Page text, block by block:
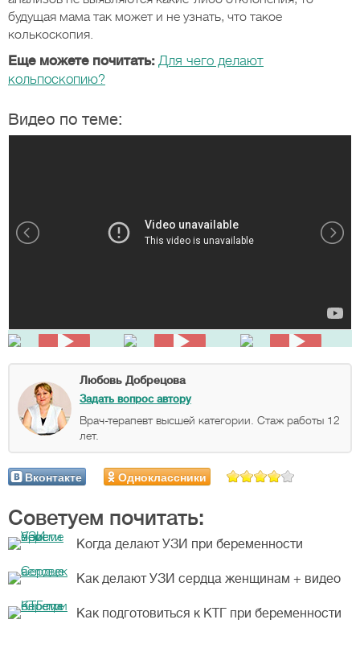
будущая мама так может и не узнать, что такое
колькоскопия.
Еще можете почитать: Для чего делают
кольпоскопию?
Видео по теме:
Любовь Добрецова
Задать вопрос автору
Врач-терапевт высшей категории. Стаж работы 12
лет.
Вконтакте Одноклассники
Советуем почитать:
Когда делают УЗИ при беременности
Как делают УЗИ сердца женщинам + видео
Как подготовиться к КТГ при беременности